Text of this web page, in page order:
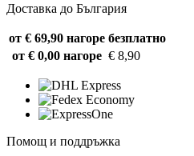
Доставка до България
от € 69,90 нагоре безплатно
от € 0,00 нагоре € 8,90
Помощ и поддръжка